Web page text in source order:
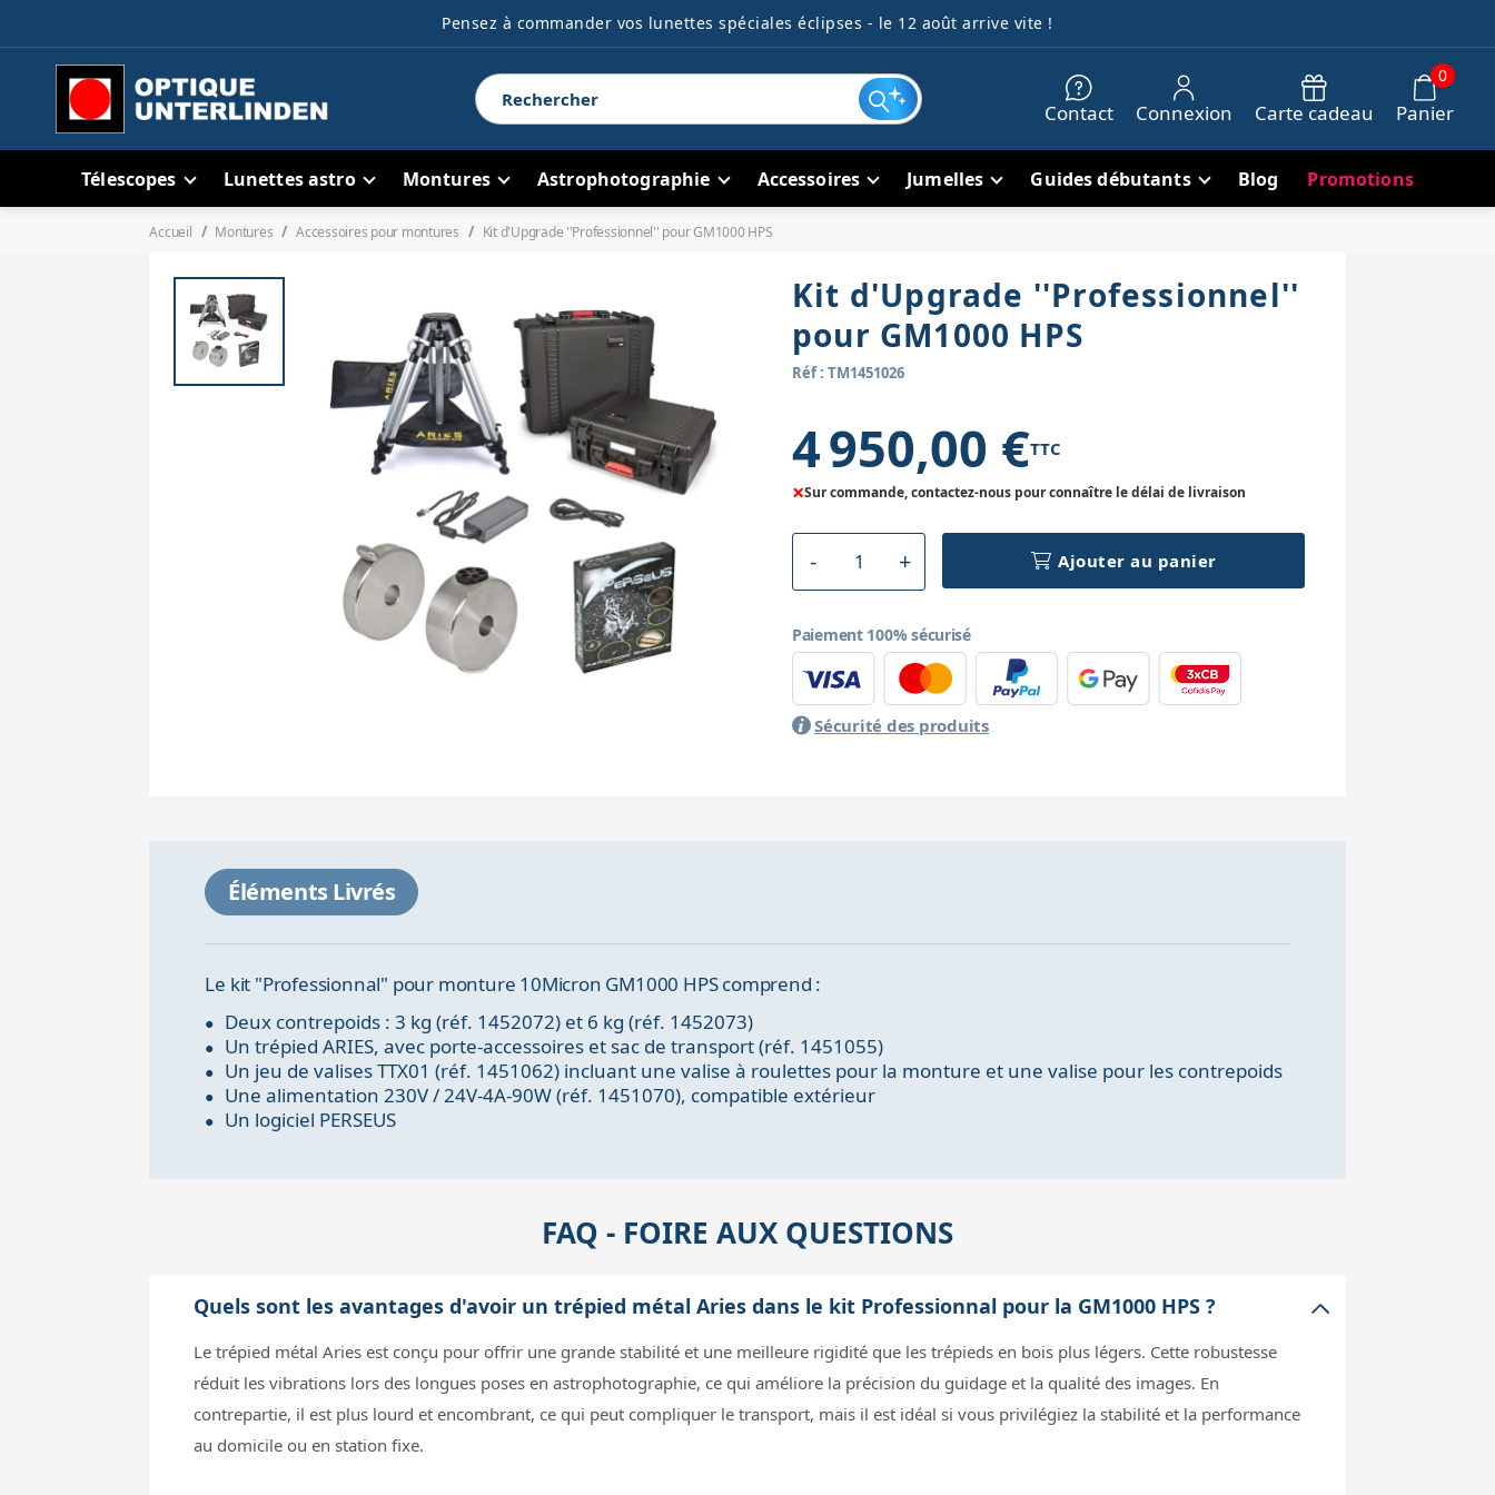
Pensez à commander vos lunettes spéciales éclipses - le 12 août arrive vite !
Contact Connexion Carte cadeau Panier
0
Télescopes Lunettes astro Montures Astrophotographie Accessoires Jumelles Guides débutants Blog Promotions
Accueil Montures Accessoires pour montures Kit d'Upgrade ''Professionnel'' pour GM1000 HPS
Kit d'Upgrade ''Professionnel''
pour GM1000 HPS
Réf : TM1451026
4 950,00 €TTC
×Sur commande, contactez-nous pour connaître le délai de livraison
Ajouter au panier
Paiement 100% sécurisé
Sécurité des produits
Éléments Livrés
Le kit "Professionnal" pour monture 10Micron GM1000 HPS comprend :
Deux contrepoids : 3 kg (réf. 1452072) et 6 kg (réf. 1452073)
Un trépied ARIES, avec porte-accessoires et sac de transport (réf. 1451055)
Un jeu de valises TTX01 (réf. 1451062) incluant une valise à roulettes pour la monture et une valise pour les contrepoids
Une alimentation 230V / 24V-4A-90W (réf. 1451070), compatible extérieur
Un logiciel PERSEUS
FAQ - FOIRE AUX QUESTIONS
Quels sont les avantages d'avoir un trépied métal Aries dans le kit Professionnal pour la GM1000 HPS ?
Le trépied métal Aries est conçu pour offrir une grande stabilité et une meilleure rigidité que les trépieds en bois plus légers. Cette robustesse
réduit les vibrations lors des longues poses en astrophotographie, ce qui améliore la précision du guidage et la qualité des images. En
contrepartie, il est plus lourd et encombrant, ce qui peut compliquer le transport, mais il est idéal si vous privilégiez la stabilité et la performance
au domicile ou en station fixe.